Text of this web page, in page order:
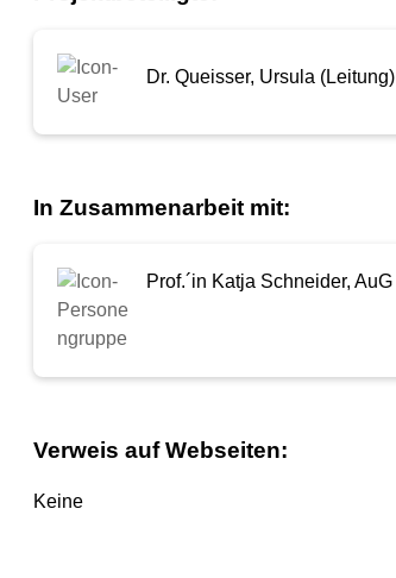
Dr. Queisser, Ursula (Leitung)
In Zusammenarbeit mit:
Prof.´in Katja Schneider, AuG
Verweis auf Webseiten:
Keine